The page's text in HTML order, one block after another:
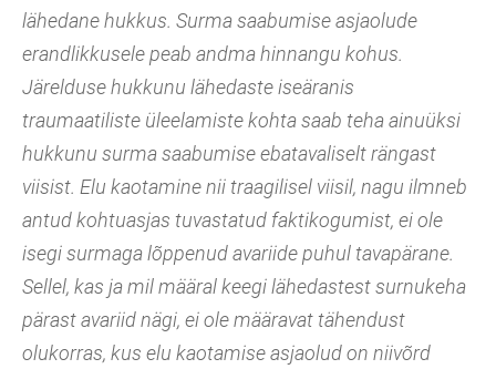
lähedane hukkus. Surma saabumise asjaolude
erandlikkusele peab andma hinnangu kohus.
Järelduse hukkunu lähedaste iseäranis
traumaatiliste üleelamiste kohta saab teha ainuüksi
hukkunu surma saabumise ebatavaliselt rängast
viisist. Elu kaotamine nii traagilisel viisil, nagu ilmneb
antud kohtuasjas tuvastatud faktikogumist, ei ole
isegi surmaga lõppenud avariide puhul tavapärane.
Sellel, kas ja mil määral keegi lähedastest surnukeha
pärast avariid nägi, ei ole määravat tähendust
olukorras, kus elu kaotamise asjaolud on niivõrd